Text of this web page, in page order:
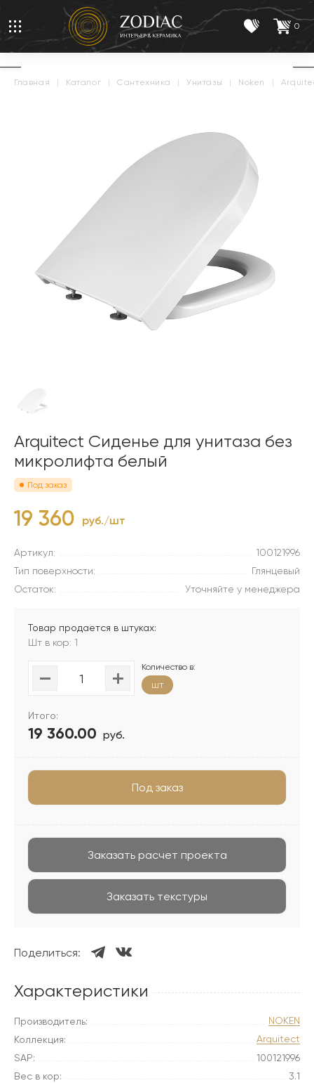
0
главная | каталог | сантехника | унитазы | noken |
Arquitect Сиденье для унитаза без
микролифта белый
Под заказ
19 360 руб./шт
Артикул:
100121996
Тип поверхности:
Глянцевый
Остаток:
Уточняйте у менеджера
Товар продается в штуках:
Шт в кор: 1
Количество в:
шт
Итого:
19 360.00 руб.
Под заказ
Заказать расчет проекта
Заказать текстуры
Поделиться:
Характеристики
Производитель:
NOKEN
Коллекция:
Arquitect
SAP:
100121996
Вес в кор:
3.1